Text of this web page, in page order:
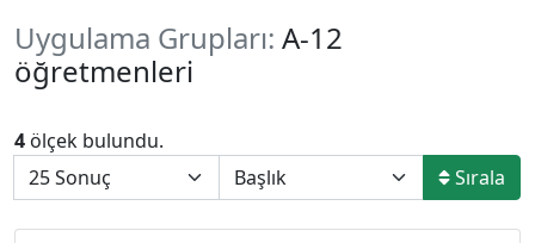
Uygulama Grupları: A-12
öğretmenleri
4 ölçek bulundu.
Sırala